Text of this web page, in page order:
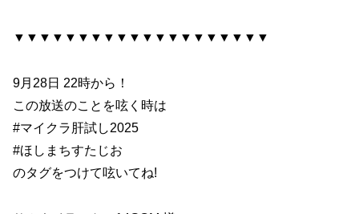
▼▼▼▼▼▼▼▼▼▼▼▼▼▼▼▼▼▼▼▼
9月28日 22時から！
この放送のことを呟く時は
#マイクラ肝試し2025
#ほしまちすたじお
のタグをつけて呟いてね!